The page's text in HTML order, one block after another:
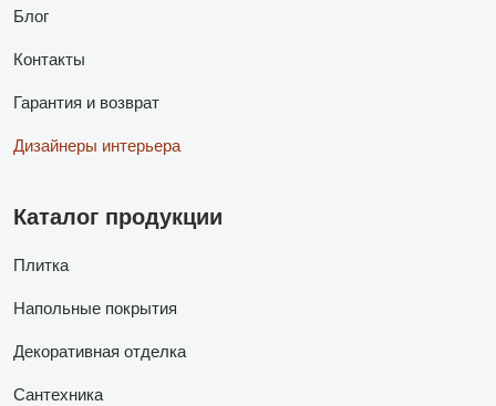
Блог
Контакты
Гарантия и возврат
Дизайнеры интерьера
Каталог продукции
Плитка
Напольные покрытия
Декоративная отделка
Сантехника